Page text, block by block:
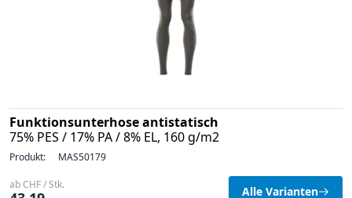
Funktionsunterhose antistatisch
75% PES / 17% PA / 8% EL, 160 g/m2
Produkt: MAS50179
ab CHF / Stk. Alle Varianten